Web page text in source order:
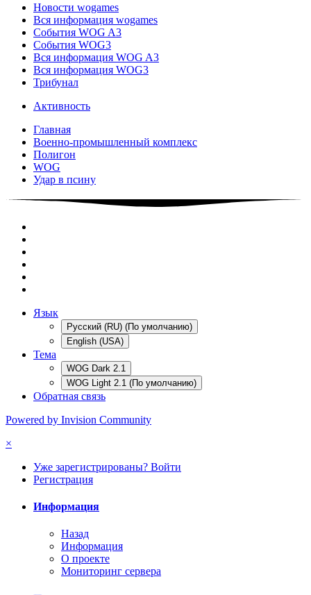
Новости wogames
Вся информация wogames
События WOG A3
События WOG3
Вся информация WOG A3
Вся информация WOG3
Трибунал
Активность
Главная
Военно-промышленный комплекс
Полигон
WOG
Удар в псину
Язык
Русский (RU) (По умолчанию)
English (USA)
Тема
WOG Dark 2.1
WOG Light 2.1 (По умолчанию)
Обратная связь
Powered by Invision Community
×
Уже зарегистрированы? Войти
Регистрация
Информация
Назад
Информация
О проекте
Мониторинг сервера